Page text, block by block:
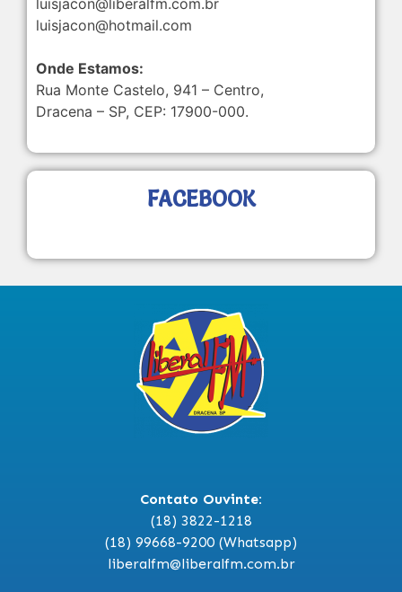
luisjacon@liberalfm.com.br
luisjacon@hotmail.com
Onde Estamos:
Rua Monte Castelo, 941 – Centro,
Dracena – SP, CEP: 17900-000.
FACEBOOK
Contato Ouvinte:
(18) 3822-1218
(18) 99668-9200 (Whatsapp)
liberalfm@liberalfm.com.br